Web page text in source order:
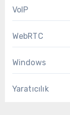
VoIP
WebRTC
Windows
Yaratıcılık